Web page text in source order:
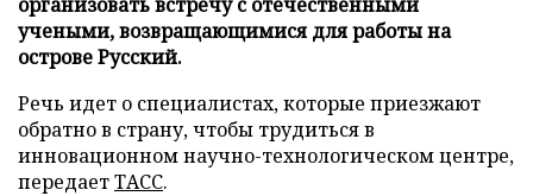
учеными, возвращающимися для работы на
острове Русский.
Речь идет о специалистах, которые приезжают
обратно в страну, чтобы трудиться в
инновационном научно-технологическом центре,
передаетТАСС.